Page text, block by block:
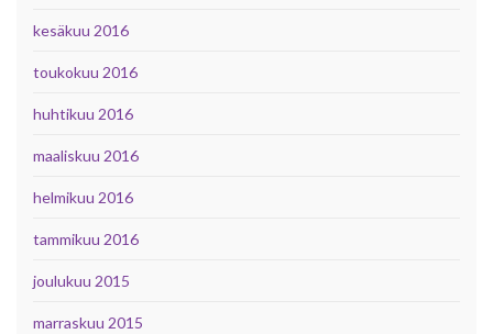
kesäkuu 2016
toukokuu 2016
huhtikuu 2016
maaliskuu 2016
helmikuu 2016
tammikuu 2016
joulukuu 2015
marraskuu 2015